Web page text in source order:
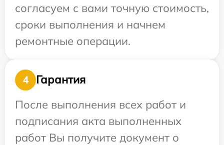
согласуем с вами точную стоимость,
сроки выполнения и начнем
ремонтные операции.
4
Гарантия
После выполнения всех работ и
подписания акта выполненных
работ Вы получите документ о